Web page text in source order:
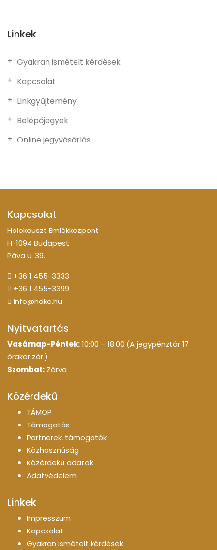
Linkek
Gyakran ismételt kérdések
Kapcsolat
Linkgyűjtemény
Belépőjegyek
Online jegyvásárlás
Kapcsolat
Holokauszt Emlékközpont
H-1094 Budapest
Páva u. 39.
+36 1 455-3333
+36 1 455-3399
info@hdke.hu
Nyitvatartás
Vasárnap-Péntek:10:00 – 18:00 (A jegypénztár 17
órakor zár.)
Szombat: Zárva
Közérdekű
TÁMOP
Támogatás
Partnerek, támogatók
Közhasznúság
Közérdekű adatok
Adatvédelem
Linkek
Impresszum
Kapcsolat
Gyakran ismételt kérdések